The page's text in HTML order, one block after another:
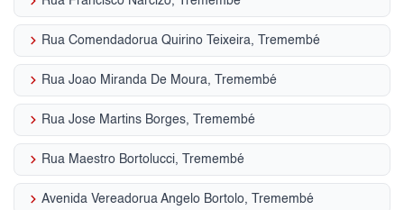
keyboard_arrow_right Rua Comendadorua Quirino Teixeira, Tremembé
keyboard_arrow_right Rua Joao Miranda De Moura, Tremembé
keyboard_arrow_right Rua Jose Martins Borges, Tremembé
keyboard_arrow_right Rua Maestro Bortolucci, Tremembé
keyboard_arrow_right Avenida Vereadorua Angelo Bortolo, Tremembé